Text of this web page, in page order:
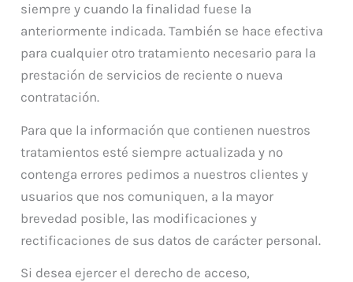
siempre y cuando la finalidad fuese la
anteriormente indicada. También se hace efectiva
para cualquier otro tratamiento necesario para la
prestación de servicios de reciente o nueva
contratación.
Para que la información que contienen nuestros
tratamientos esté siempre actualizada y no
contenga errores pedimos a nuestros clientes y
usuarios que nos comuniquen, a la mayor
brevedad posible, las modificaciones y
rectificaciones de sus datos de carácter personal.
Si desea ejercer el derecho de acceso,